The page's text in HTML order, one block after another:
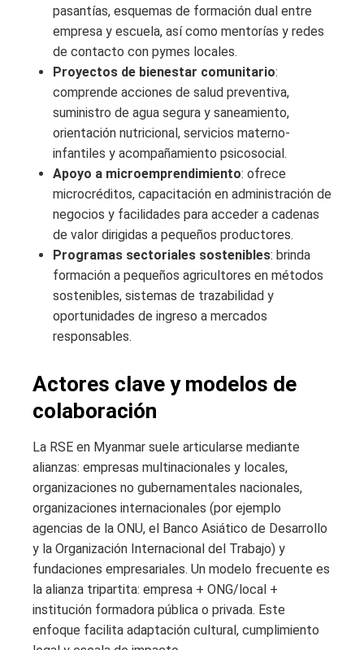
pasantías, esquemas de formación dual entre
empresa y escuela, así como mentorías y redes
de contacto con pymes locales.
Proyectos de bienestar comunitario:
comprende acciones de salud preventiva,
suministro de agua segura y saneamiento,
orientación nutricional, servicios materno-
infantiles y acompañamiento psicosocial.
Apoyo a microemprendimiento: ofrece
microcréditos, capacitación en administración de
negocios y facilidades para acceder a cadenas
de valor dirigidas a pequeños productores.
Programas sectoriales sostenibles: brinda
formación a pequeños agricultores en métodos
sostenibles, sistemas de trazabilidad y
oportunidades de ingreso a mercados
responsables.
Actores clave y modelos de
colaboración
La RSE en Myanmar suele articularse mediante
alianzas: empresas multinacionales y locales,
organizaciones no gubernamentales nacionales,
organizaciones internacionales (por ejemplo
agencias de la ONU, el Banco Asiático de Desarrollo
y la Organización Internacional del Trabajo) y
fundaciones empresariales. Un modelo frecuente es
la alianza tripartita: empresa + ONG/local +
institución formadora pública o privada. Este
enfoque facilita adaptación cultural, cumplimiento